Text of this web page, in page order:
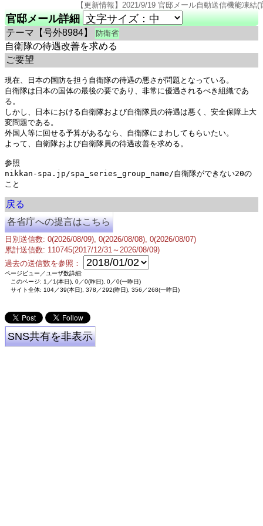
官邸メール詳細
テーマ 【号外8984】 防衛省
自衛隊の待遇改善を求める
ご要望
現在、日本の国防を担う自衛隊の待遇の悪さが問題となっている。
自衛隊は日本の国体の最後の要であり、非常に優遇されるべき組織であ
る。
しかし、日本における自衛隊および自衛隊員の待遇は悪く、安全保障上大
変問題である。
外国人等に回せる予算があるなら、自衛隊にまわしてもらいたい。
よって、自衛隊および自衛隊員の待遇改善を求める。
参照
nikkan-spa.jp/spa_series_group_name/自衛隊ができない20の
戻る
各省庁への提言はこちら
日別送信数: 0(2026/08/09), 0(2026/08/08), 0(2026/08/07)
累計送信数: 110745(2017/12/31～2026/08/09)
過去の送信数を参照：
【更新情報】2021/9/19 官邸メール自動送信機能凍結
ページビュー／ユーザ数詳細:
このページ: 1／1(本日), 0／0(昨日), 0／0(一昨日)
サイト全体: 104／39(本日), 378／292(昨日), 356／268(一昨日)